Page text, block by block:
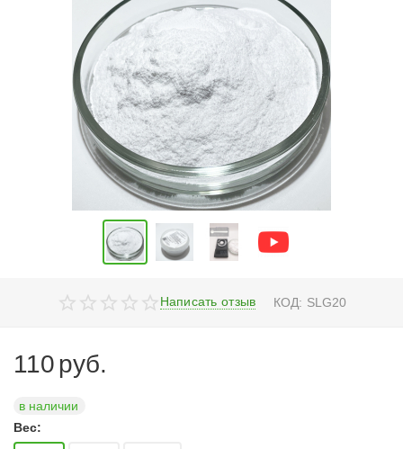
Написать отзыв КОД: SLG20
110руб.
в наличии
Вес: